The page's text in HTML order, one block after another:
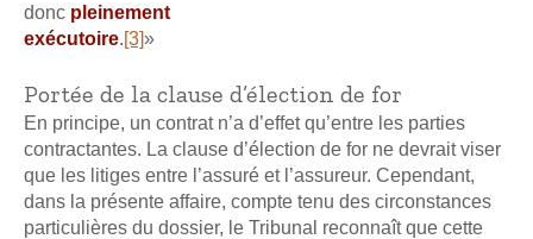
donc pleinement
exécutoire.[3]»
Portée de la clause d’élection de for
En principe, un contrat n’a d’effet qu’entre les parties
contractantes. La clause d’élection de for ne devrait viser
que les litiges entre l’assuré et l’assureur. Cependant,
dans la présente affaire, compte tenu des circonstances
particulières du dossier, le Tribunal reconnaît que cette